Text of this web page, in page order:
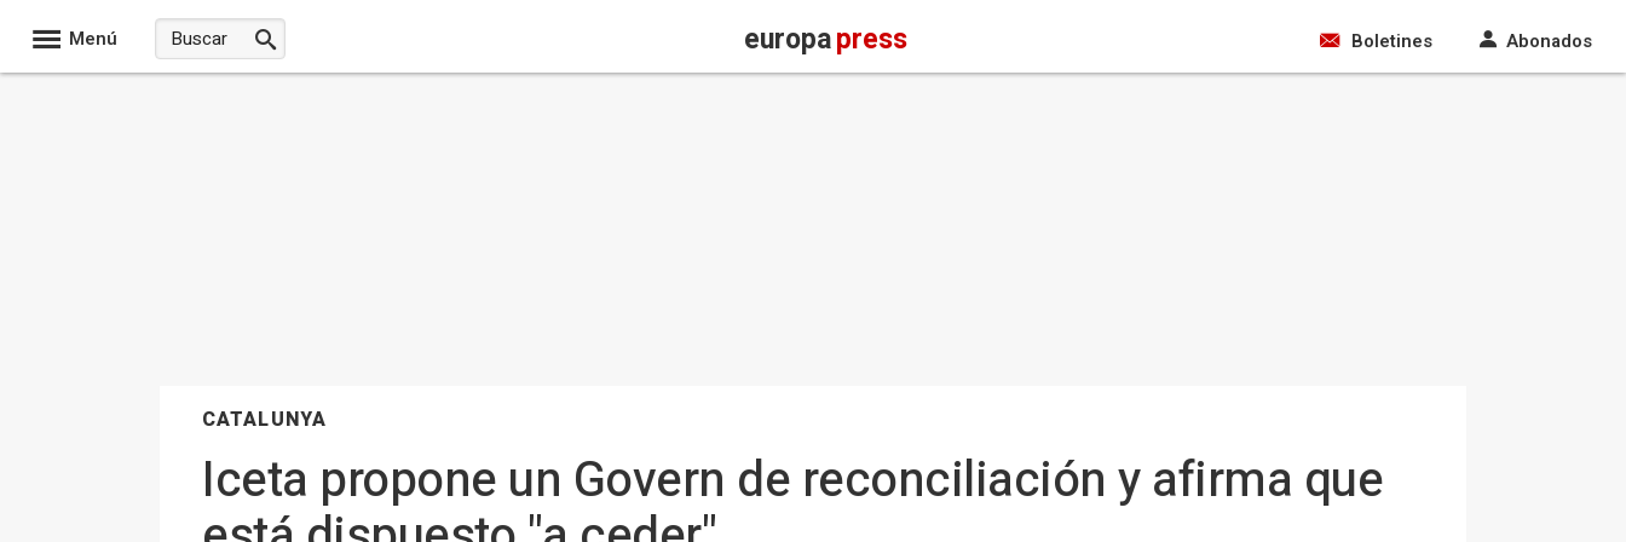
Menú europapress Boletines Abonados
CATALUNYA
Iceta propone un Govern de reconciliación y afirma que